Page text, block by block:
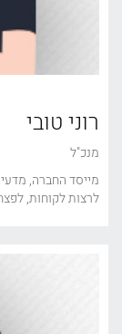
רוני טובי
מנכ"ל
מייסד החברה, מדעי
לרצות לקוחות,